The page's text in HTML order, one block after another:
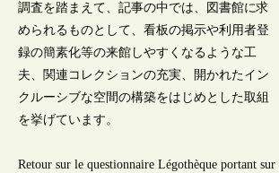
調査を踏まえて、記事の中では、図書館に求
められるものとして、看板の掲示や利用者登
録の簡素化等の来館しやすくなるような工
夫、関連コレクションの充実、開かれたイン
クルーシブな空間の構築をはじめとした取組
を挙げています。
Retour sur le questionnaire Légothèque portant sur